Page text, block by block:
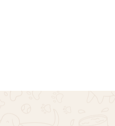
Επιλογή